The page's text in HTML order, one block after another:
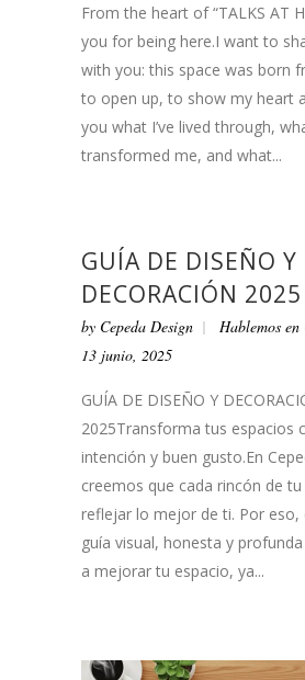
From the heart of “TALKS AT
you for being here.I want to
with you: this space was born
to open up, to show my heart
you what I’ve lived through,
transformed me, and what...
GUÍA DE DISEÑO Y
DECORACIÓN 2025
by Cepeda Design
Hablemos en
13 junio, 2025
GUÍA DE DISEÑO Y
2025Transforma tus espacios
intención y buen gusto.En
creemos que cada rincón de
reflejar lo mejor de ti. Por eso,
guía visual, honesta y
a mejorar tu espacio, ya...